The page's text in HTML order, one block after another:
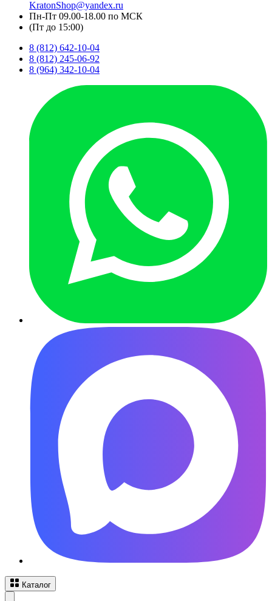
KratonShop@yandex.ru
Пн-Пт 09.00-18.00 по МСК
(Пт до 15:00)
8 (812) 642-10-04
8 (812) 245-06-92
8 (964) 342-10-04
Каталог